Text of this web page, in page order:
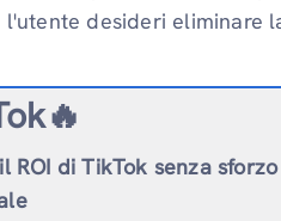
desideri eliminare
ROI di TikTok senza